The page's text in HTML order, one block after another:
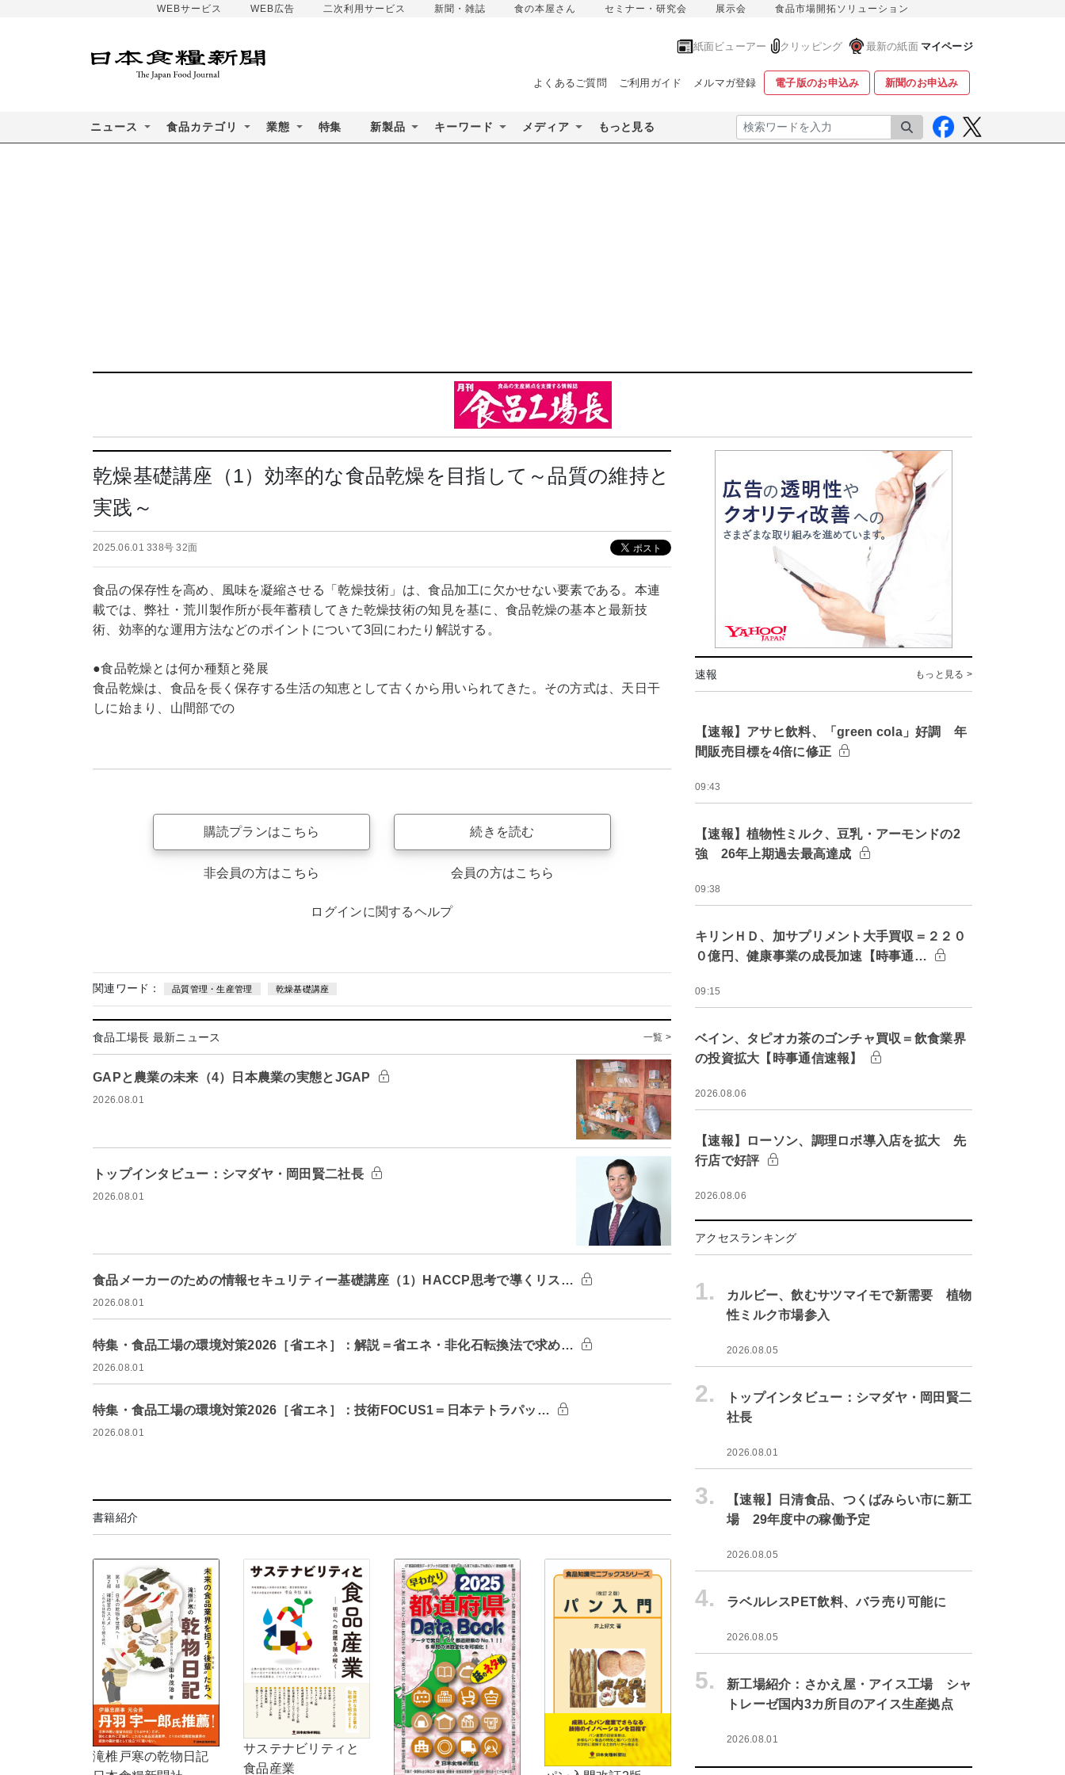
WEBサービス WEB広告 二次利用サービス 新聞・雑誌 食の本屋さん セミナー・研究会 展示会 食品市場開拓ソリューション
紙面ビューアー クリッピング 最新の紙面 マイページ
よくあるご質問 ご利用ガイド メルマガ登録 電子版のお申込み 新聞のお申込み
ニュース 食品カテゴリ 業態 特集 新製品 キーワード メディア もっと見る 検索
乾燥基礎講座（1）効率的な食品乾燥を目指して～品質の維持と
実践～
2025.06.01 338号 32面
食品の保存性を高め、風味を凝縮させる「乾燥技術」は、食品加工に欠かせない要素である。本連
載では、弊社・荒川製作所が長年蓄積してきた乾燥技術の知見を基に、食品乾燥の基本と最新技
術、効率的な運用方法などのポイントについて3回にわたり解説する。
●食品乾燥とは何か種類と発展
食品乾燥は、食品を長く保存する生活の知恵として古くから用いられてきた。その方式は、天日干
しに始まり、山間部での
購読プランはこちら
非会員の方はこちら
続きを読む
会員の方はこちら
ログインに関するヘルプ
関連ワード： 品質管理・生産管理 乾燥基礎講座
食品工場長 最新ニュース 一覧 >
GAPと農業の未来（4）日本農業の実態とJGAP
2026.08.01
トップインタビュー：シマダヤ・岡田賢二社長
2026.08.01
食品メーカーのための情報セキュリティー基礎講座（1）HACCP思考で導くリス…
2026.08.01
特集・食品工場の環境対策2026［省エネ］：解説＝省エネ・非化石転換法で求め…
2026.08.01
特集・食品工場の環境対策2026［省エネ］：技術FOCUS1＝日本テトラパッ…
2026.08.01
書籍紹介
滝椎戸寒の乾物日記
サステナビリティと
食品産業
速報 もっと見る >
【速報】アサヒ飲料、「green cola」好調 年
間販売目標を4倍に修正
09:43
【速報】植物性ミルク、豆乳・アーモンドの2
強 26年上期過去最高達成
09:38
キリンＨＤ、加サプリメント大手買収＝２２０
０億円、健康事業の成長加速【時事通…
09:15
ベイン、タピオカ茶のゴンチャ買収＝飲食業界
の投資拡大【時事通信速報】
2026.08.06
【速報】ローソン、調理ロボ導入店を拡大 先
行店で好評
2026.08.06
アクセスランキング
1.
カルビー、飲むサツマイモで新需要 植物
性ミルク市場参入
2026.08.05
2.
トップインタビュー：シマダヤ・岡田賢二
社長
2026.08.01
3.
【速報】日清食品、つくばみらい市に新工
場 29年度中の稼働予定
2026.08.05
4. ラベルレスPET飲料、バラ売り可能に
2026.08.05
5.
新工場紹介：さかえ屋・アイス工場 シャ
トレーゼ国内3カ所目のアイス生産拠点
2026.08.01